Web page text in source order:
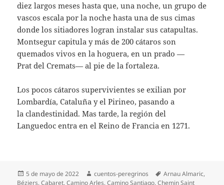
diez largos meses hasta que, una noche, un grupo de
vascos escala por la noche hasta una de sus cimas
donde los sitiadores logran instalar sus catapultas.
Montsegur capitula y más de 200 cátaros son
quemados vivos en la hoguera, en un prado —
Prat del Cremats— al pie de la fortaleza.
Los pocos cátaros supervivientes se exilian por
Lombardía, Cataluña y el Pirineo, pasando a
la clandestinidad. Mas tarde, la región del
Languedoc entra en el Reino de Francia en 1271.
Publicado
el
5 de mayo de 2022 Autor
cuentos-peregrinos Etiquetas
Arnau Almaric,
Béziers,Cabaret,Camino Arles,Camino Santiago,Chemin Saint